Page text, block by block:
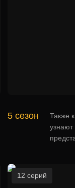
5 сезон
Также
12 серий